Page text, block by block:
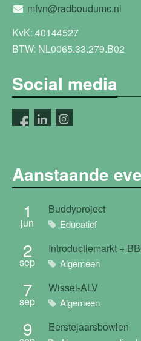
mfvn@radboudumc.nl
KvK: 40144527
BTW: NL0065.33.279.B02
Social media
Aanstaande
1
jun
Buddyproject
Educatief
2
sep
Introductiemarkt +
Algemeen
7
sep
Wissel-ALV
Algemeen
9 Eerstejaarsbowlen